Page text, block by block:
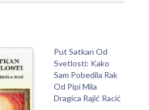
Put Satkan Od
Svetlosti: Kako
Sam Pobedila Rak
Od Pipi Mila
Dragica Rajić Racić